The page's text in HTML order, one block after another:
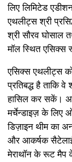
लिए लिमिटेड
एथलीट्स श्री
श्री सौरव घोसाल
मॉल स्थित एसिक्स
एसिक्स एथलीट्स
प्रतिबद्ध है ताकि वे
हासिल कर सकें।
मर्चेन्डाइज़ के लिए
डिज़ाइन थीम का
और आकर्षक
मेराथॉन के रूट मैप